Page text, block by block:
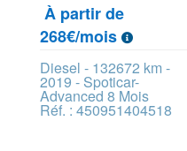
À partir de
268€/mois
Diesel - 132672 km -
2019 - Spoticar-
Advanced 8 Mois
Réf. : 450951404518